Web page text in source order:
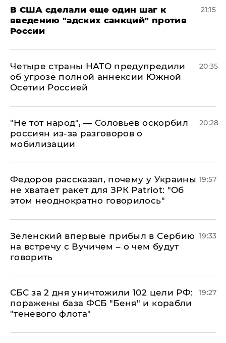
В США сделали еще один шаг к
введению "адских санкций" против
России
21:15
Четыре страны НАТО предупредили
об угрозе полной аннексии Южной
Осетии Россией
20:35
​"Не тот народ", — Соловьев оскорбил
россиян из-за разговоров о
мобилизации
20:28
Федоров рассказал, почему у Украины
не хватает ракет для ЗРК Patriot: "Об
этом неоднократно говорилось"
19:57
Зеленский впервые прибыл в Сербию
на встречу с Вучичем – о чем будут
говорить
19:33
СБС за 2 дня уничтожили 102 цели РФ:
поражены база ФСБ "Беня" и корабли
"теневого флота"
19:27